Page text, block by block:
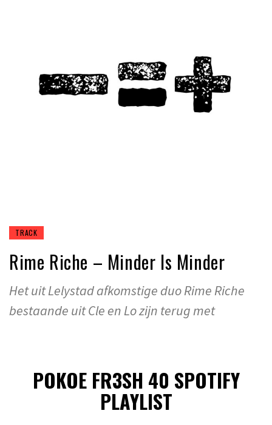
TRACK
Rime Riche – Minder Is Minder
Het uit Lelystad afkomstige duo Rime Riche
bestaande uit Cle en Lo zijn terug met
POKOE FR3SH 40 SPOTIFY
PLAYLIST